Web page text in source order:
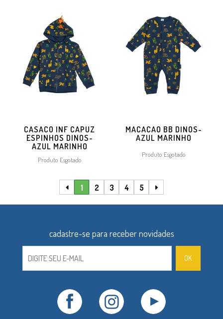
CASACO INF CAPUZ
ESPINHOS DINOS-
AZUL MARINHO
Produto Esgotado
MACACAO BB DINOS-
AZUL MARINHO
Produto Esgotado
1 2 3 4 5